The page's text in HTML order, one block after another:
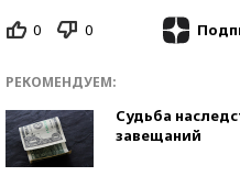
0 0
РЕКОМЕНДУЕМ:
Судьба
завещаний